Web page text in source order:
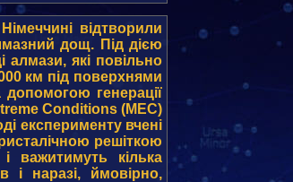
відтворили
дощ. Під дією
які повільно
км під поверхнями
допомогою генерації
Conditions (MEC)
експерименту вчені
решіткою
важитимуть кілька
і наразі, ймовірно,